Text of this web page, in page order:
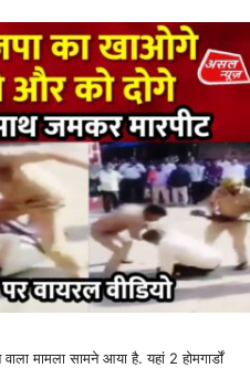
मामला सामने आया है. यहां 2 होमगार्डों